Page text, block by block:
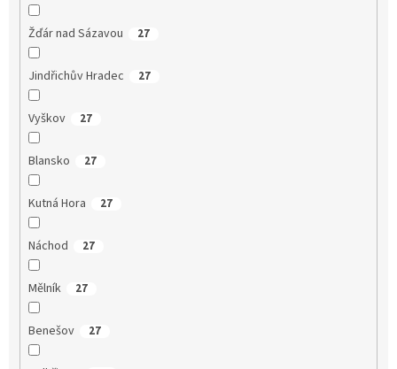
Žďár nad Sázavou 27
Jindřichův Hradec 27
Vyškov 27
Blansko 27
Kutná Hora 27
Náchod 27
Mělník 27
Benešov 27